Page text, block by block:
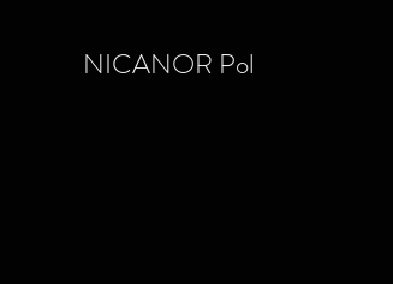
NICANOR Pol